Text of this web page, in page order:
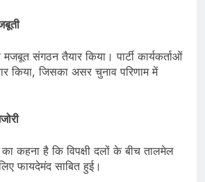
संगठन तैयार किया। पार्टी कार्यकर्ताओं
किया, जिसका असर चुनाव परिणाम में
कहना है कि विपक्षी दलों के बीच तालमेल
फायदेमंद साबित हुई।